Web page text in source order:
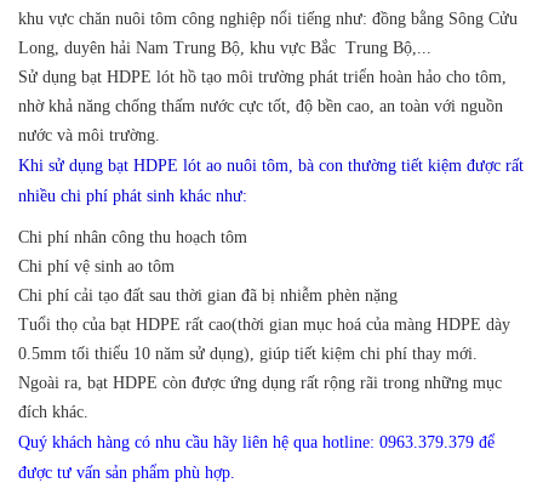
khu vực chăn nuôi tôm công nghiệp nổi tiếng như: đồng bằng Sông Cửu
Long, duyên hải Nam Trung Bộ, khu vực Bắc Trung Bộ,...
Sử dụng bạt HDPE lót hồ tạo môi trường phát triển hoàn hảo cho tôm,
nhờ khả năng chống thấm nước cực tốt, độ bền cao, an toàn với nguồn
nước và môi trường.
Khi sử dụng bạt HDPE lót ao nuôi tôm, bà con thường tiết kiệm được rất
nhiều chi phí phát sinh khác như:
Chi phí nhân công thu hoạch tôm
Chi phí vệ sinh ao tôm
Chi phí cải tạo đất sau thời gian đã bị nhiễm phèn nặng
Tuổi thọ của bạt HDPE rất cao(thời gian mục hoá của màng HDPE dày
0.5mm tối thiểu 10 năm sử dụng), giúp tiết kiệm chi phí thay mới.
Ngoài ra, bạt HDPE còn được ứng dụng rất rộng rãi trong những mục
đích khác.
Quý khách hàng có nhu cầu hãy liên hệ qua hotline: 0963.379.379 để
được tư vấn sản phẩm phù hợp.